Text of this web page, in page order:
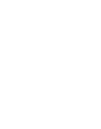
正本，方可